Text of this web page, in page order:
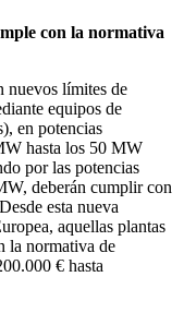
con la normativa
nuevos límites de
equipos de
en potencias
hasta los 50 MW
por las potencias
deberán cumplir con
esta nueva
aquellas plantas
la normativa de
€ hasta